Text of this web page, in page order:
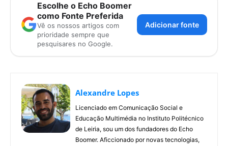
Escolhe o Echo Boomer
como Fonte Preferida
Vê os nossos artigos com
prioridade sempre que
pesquisares no Google.
Adicionar fonte
Alexandre Lopes
Licenciado em Comunicação Social e
Educação Multimédia no Instituto Politécnico
de Leiria, sou um dos fundadores do Echo
Boomer. Aficcionado por novas tecnologias,